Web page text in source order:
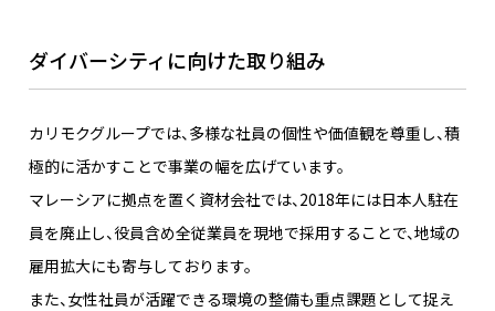
ダイバーシティに向けた取り組み
カリモクグループでは、多様な社員の個性や価値観を尊重し、積
極的に活かすことで事業の幅を広げています。
マレーシアに拠点を置く資材会社では、2018年には日本人駐在
員を廃止し、役員含め全従業員を現地で採用することで、地域の
雇用拡大にも寄与しております。
また、女性社員が活躍できる環境の整備も重点課題として捉え